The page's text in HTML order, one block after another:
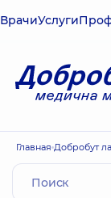
ВрачиУслуги
Главная Добробут